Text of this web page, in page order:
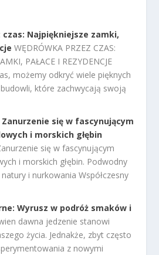
Najpiękniejsze zamki,
WĘDRÓWKA PRZEZ CZAS:
PAŁACE I REZYDENCJE
możemy odkryć wiele pięknych
które zachwycają swoją
się w fascynującym
i morskich głębin
się w fascynującym
i morskich głębin. Podwodny
i nurkowania Współczesny
Wyrusz w podróż smaków i
dawna jedzenie stanowi
życia. Jednakże, zbyt często
z nowymi